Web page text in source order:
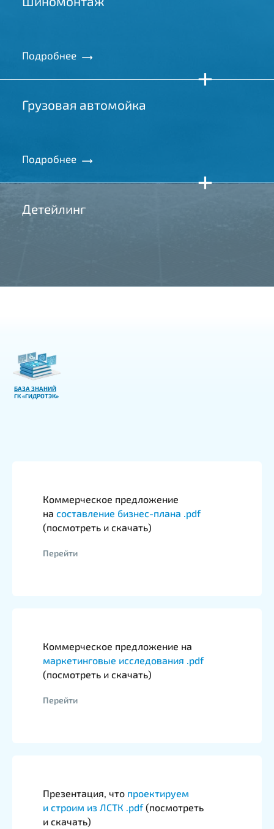
БАЗА ЗНАНИЙ
ГК «ГИДРОТЭК»
Коммерческое предложение
на составление бизнес-плана .pdf
(посмотреть и скачать)
Перейти
Коммерческое предложение на
маркетинговые исследования .pdf
(посмотреть и скачать)
Перейти
Презентация, что проектируем
и строим из ЛСТК .pdf(посмотреть
и скачать)